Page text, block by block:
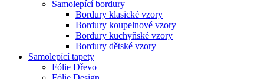
Samolepící bordury
Bordury klasické vzory
Bordury koupelnové vzory
Bordury kuchyňské vzory
Bordury dětské vzory
Samolepící tapety
Fólie Dřevo